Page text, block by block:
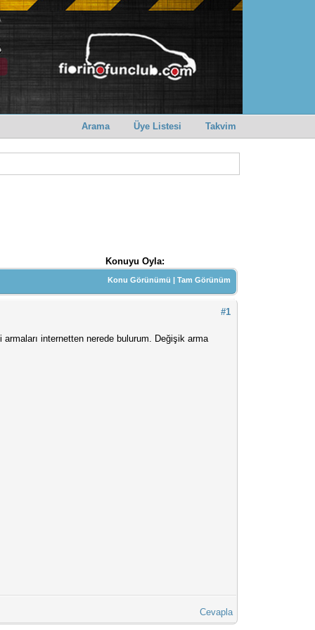
Arama Üye Listesi Takvim
Konuyu Oyla:
Konu Görünümü |Tam Görünüm
#1
internetten nerede bulurum. Değişik arma
Cevapla